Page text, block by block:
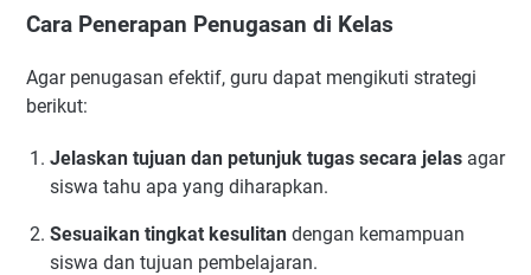
Cara Penerapan Penugasan di Kelas
Agar penugasan efektif, guru dapat mengikuti strategi
berikut:
Jelaskan tujuan dan petunjuk tugas secara jelas agar
siswa tahu apa yang diharapkan.
Sesuaikan tingkat kesulitan dengan kemampuan
siswa dan tujuan pembelajaran.